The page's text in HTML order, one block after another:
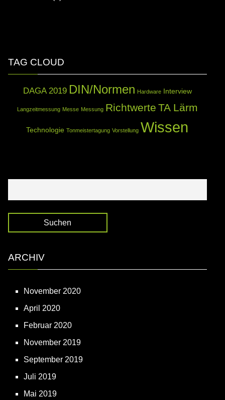
TAG CLOUD
DAGA 2019 DIN/Normen Hardware Interview
Langzeitmessung Messe Messung Richtwerte TA Lärm
Technologie Tonmeistertagung Vorstellung Wissen
ARCHIV
November 2020
April 2020
Februar 2020
November 2019
September 2019
Juli 2019
Mai 2019